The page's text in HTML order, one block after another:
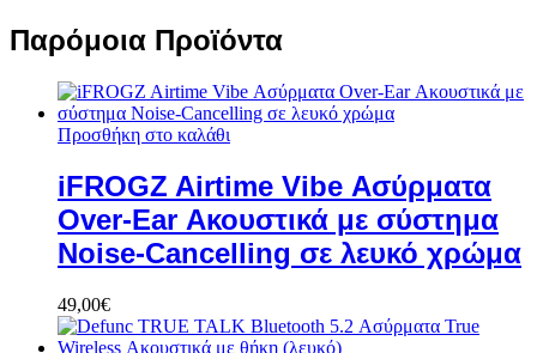
Παρόμοια Προϊόντα
Προσθήκη στο καλάθι
iFROGZ Airtime Vibe Ασύρματα
Over-Ear Ακουστικά με σύστημα
Noise-Cancelling σε λευκό χρώμα
49,00€